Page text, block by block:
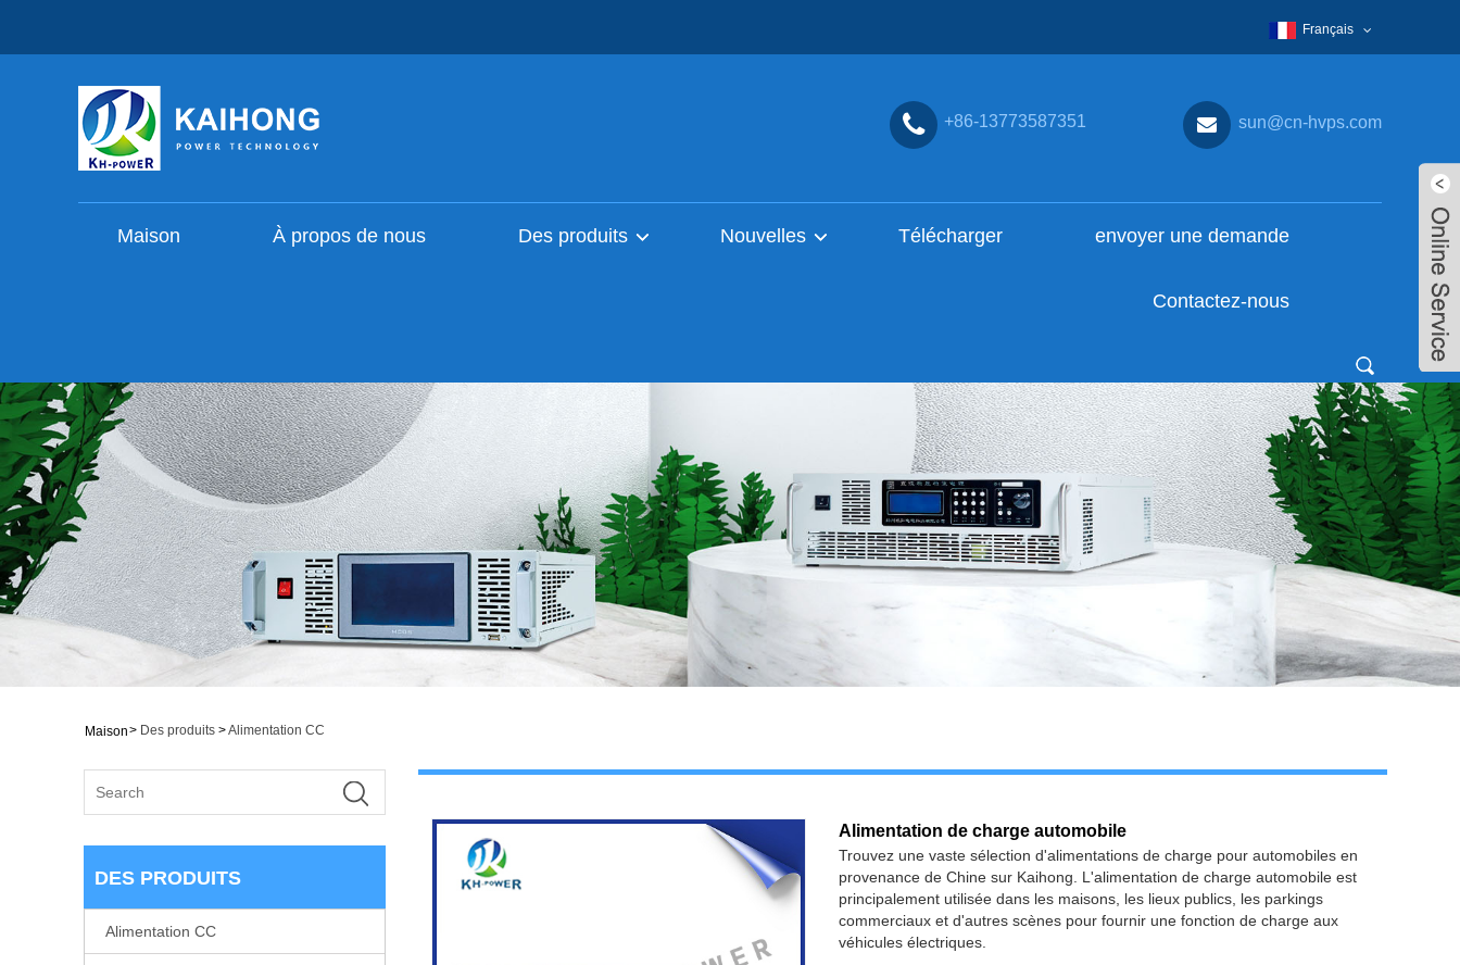
Français
+86-13773587351 sun@cn-hvps.com
Maison À propos de nous Des produits Nouvelles Télécharger envoyer une demande
Contactez-nous
Maison> Des produits >Alimentation CC
DES PRODUITS
Alimentation CC
Alimentation de charge automobile
Trouvez une vaste sélection d'alimentations de charge pour automobiles en
provenance de Chine sur Kaihong. L'alimentation de charge automobile est
principalement utilisée dans les maisons, les lieux publics, les parkings
commerciaux et d'autres scènes pour fournir une fonction de charge aux
véhicules électriques.